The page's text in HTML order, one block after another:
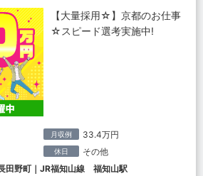
【大量採用☆】京都のお仕事
☆スピード選考実施中!
月収例 33.4万円
休日 その他
田野町｜JR福知山線 福知山駅